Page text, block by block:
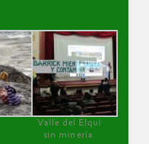
Valle del Elqui
sin minería.